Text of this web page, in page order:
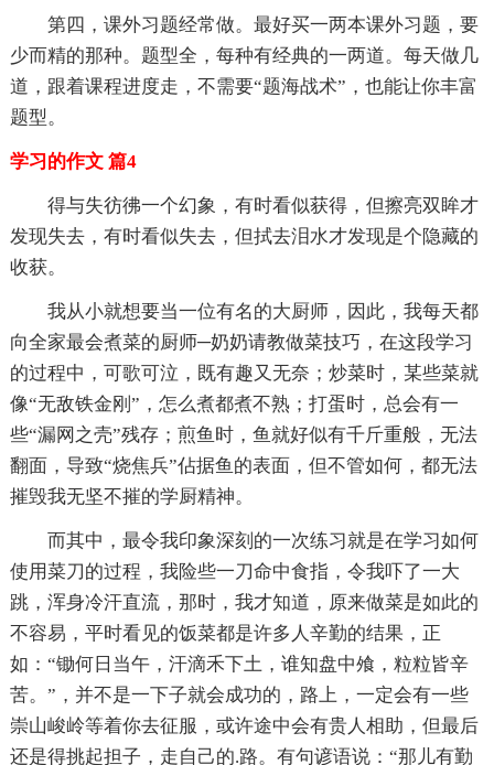
第四，课外习题经常做。最好买一两本课外习题，要
少而精的那种。题型全，每种有经典的一两道。每天做几
道，跟着课程进度走，不需要“题海战术”，也能让你丰富
题型。
学习的作文 篇4
得与失彷彿一个幻象，有时看似获得，但擦亮双眸才
发现失去，有时看似失去，但拭去泪水才发现是个隐藏的
收获。
我从小就想要当一位有名的大厨师，因此，我每天都
向全家最会煮菜的厨师─奶奶请教做菜技巧，在这段学习
的过程中，可歌可泣，既有趣又无奈；炒菜时，某些菜就
像“无敌铁金刚”，怎么煮都煮不熟；打蛋时，总会有一
些“漏网之壳”残存；煎鱼时，鱼就好似有千斤重般，无法
翻面，导致“烧焦兵”佔据鱼的表面，但不管如何，都无法
摧毁我无坚不摧的学厨精神。
而其中，最令我印象深刻的一次练习就是在学习如何
使用菜刀的过程，我险些一刀命中食指，令我吓了一大
跳，浑身冷汗直流，那时，我才知道，原来做菜是如此的
不容易，平时看见的饭菜都是许多人辛勤的结果，正
如：“锄何日当午，汗滴禾下土，谁知盘中飧，粒粒皆辛
苦。”，并不是一下子就会成功的，路上，一定会有一些
崇山峻岭等着你去征服，或许途中会有贵人相助，但最后
还是得挑起担子，走自己的.路。有句谚语说：“那儿有勤